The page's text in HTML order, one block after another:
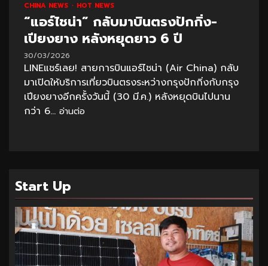
CHINA NEWS HOT NEWS
“แอร์ไชน่า” กลับมาบินตรงปักกิ่ง-
เปียงยาง หลังหยุดยาว 6 ปี
30/03/2026
LINEแชร์เลย! สายการบินแอร์ไชน่า (Air China) กลับ
มาเปิดให้บริการเที่ยวบินตรงระหว่างกรุงปักกิ่งกับกรุง
เปียงยางอีกครั้งวันนี้ (30 มี.ค.) หลังหยุดบินไปนาน
กว่า 6... อ่านต่อ
Start Up